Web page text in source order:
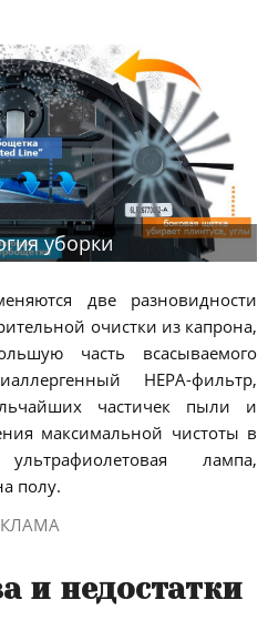
уборки
две разновидности
очистки из капрона,
часть всасываемого
НЕРА-фильтр,
частичек пыли и
максимальной чистоты в
лампа,
полу.
и недостатки